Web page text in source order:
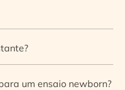
um ensaio newborn?